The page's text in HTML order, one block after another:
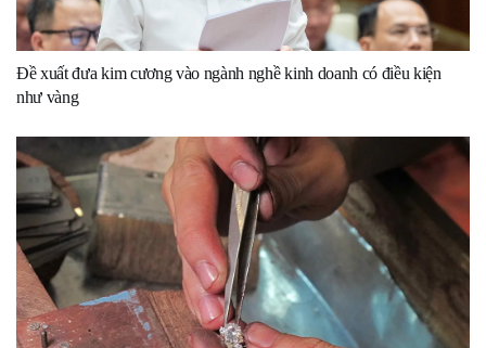
Đề xuất đưa kim cương vào ngành nghề kinh doanh có điều kiện
như vàng